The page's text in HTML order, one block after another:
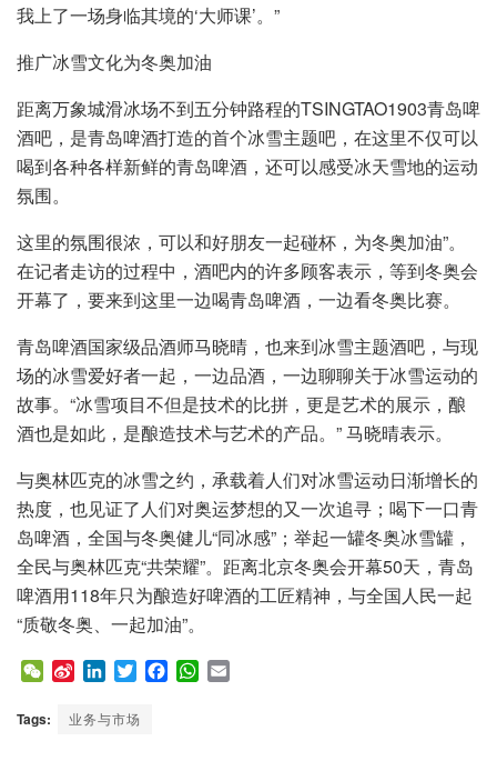
我上了一场身临其境的‘大师课’。”
推广冰雪文化为冬奥加油
距离万象城滑冰场不到五分钟路程的TSINGTAO1903青岛啤
酒吧，是青岛啤酒打造的首个冰雪主题吧，在这里不仅可以
喝到各种各样新鲜的青岛啤酒，还可以感受冰天雪地的运动
氛围。
这里的氛围很浓，可以和好朋友一起碰杯，为冬奥加油”。
在记者走访的过程中，酒吧内的许多顾客表示，等到冬奥会
开幕了，要来到这里一边喝青岛啤酒，一边看冬奥比赛。
青岛啤酒国家级品酒师马晓晴，也来到冰雪主题酒吧，与现
场的冰雪爱好者一起，一边品酒，一边聊聊关于冰雪运动的
故事。“冰雪项目不但是技术的比拼，更是艺术的展示，酿
酒也是如此，是酿造技术与艺术的产品。” 马晓晴表示。
与奥林匹克的冰雪之约，承载着人们对冰雪运动日渐增长的
热度，也见证了人们对奥运梦想的又一次追寻；喝下一口青
岛啤酒，全国与冬奥健儿“同冰感”；举起一罐冬奥冰雪罐，
全民与奥林匹克“共荣耀”。距离北京冬奥会开幕50天，青岛
啤酒用118年只为酿造好啤酒的工匠精神，与全国人民一起
“质敬冬奥、一起加油”。
W
C
S
n
L
n
T
i
F
W
Tags: 业务与市场